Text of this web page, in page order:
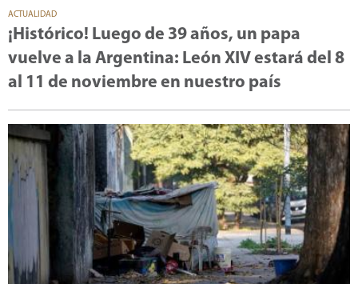
ACTUALIDAD
¡Histórico! Luego de 39 años, un papa
vuelve a la Argentina: León XIV estará del 8
al 11 de noviembre en nuestro país